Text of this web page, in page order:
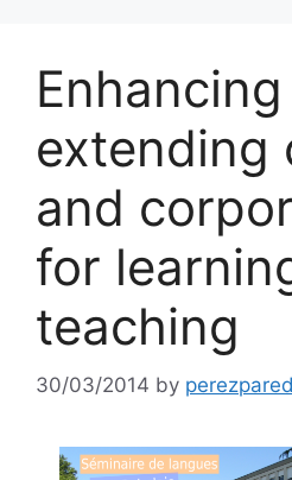
extending
and
for
teaching
30/03/2014 by